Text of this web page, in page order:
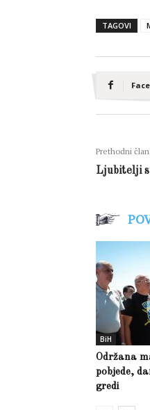
TAGOVI
Prethodni
Ljubitelji
BiH
Održana
pobjede,
gredi